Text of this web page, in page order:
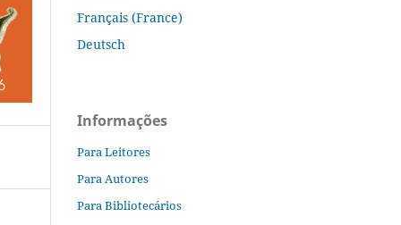
Français (France)
Deutsch
Informações
Para Leitores
Para Autores
Para Bibliotecários